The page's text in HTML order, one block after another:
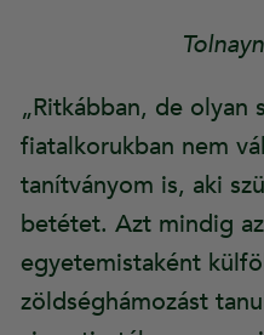
„Ritkábban, de olyan
fiatalkorukban nem
tanítványom is, aki
betétet. Azt mindig
egyetemistaként
zöldséghámozást